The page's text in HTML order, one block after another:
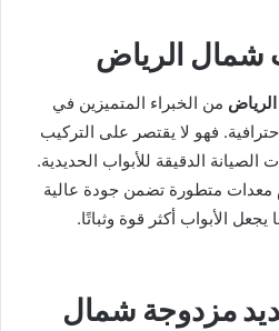
شمال الرياض
من الخبراء المتميزين في
فهو لا يقتصر على التركيب
الدقيقة للأبواب الحديدية.
متطورة تضمن جودة عالية
الأبواب أكثر قوة وثباتًا.
مزدوجة شمال